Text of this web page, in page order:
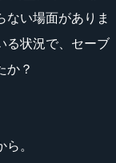
ない場面がありま
る状況で、セーブ
か？
。